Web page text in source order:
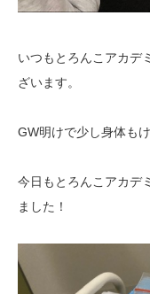
いつもとろんこアカデ
ざいます。
GW明けで少し身体も
今日もとろんこアカデ
ました！